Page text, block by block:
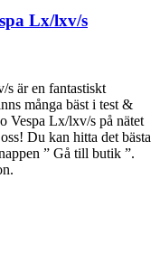
Lx/lxv/s
s är en fantastiskt
många bäst i test &
Vespa Lx/lxv/s på nätet
Du kan hitta det bästa
” Gå till butik ”.